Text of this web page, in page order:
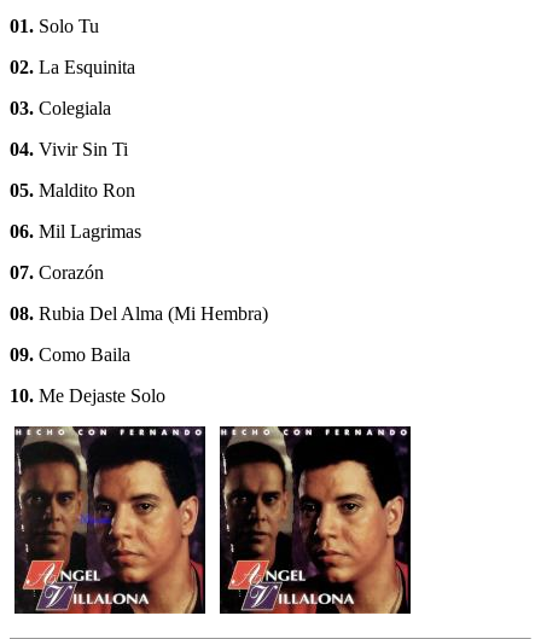
01. Solo Tu
02. La Esquinita
03. Colegiala
04. Vivir Sin Ti
05. Maldito Ron
06. Mil Lagrimas
07. Corazón
08. Rubia Del Alma (Mi Hembra)
09. Como Baila
10. Me Dejaste Solo